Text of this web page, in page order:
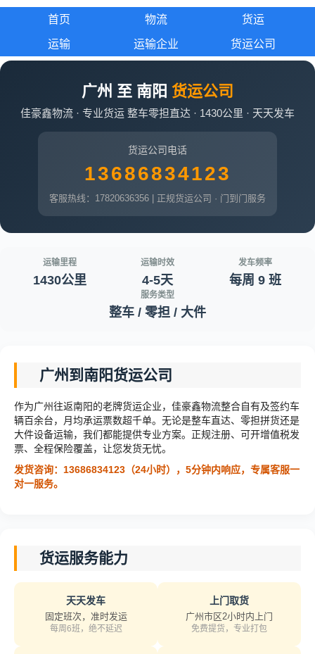
首页 物流 货运
运输 运输企业 货运公司
广州 至 南阳 货运公司
佳豪鑫物流 · 专业货运 整车零担直达 · 1430公里 · 天天发车
货运公司电话
13686834123
客服热线：17820636356 | 正规货运公司 · 门到门服务
运输里程
1430公里
运输时效
4-5天
发车频率
每周 9 班
服务类型
整车 / 零担 / 大件
广州到南阳货运公司
作为广州往返南阳的老牌货运企业，佳豪鑫物流整合自有及签约车
辆百余台，月均承运票数超千单。无论是整车直达、零担拼货还是
大件设备运输，我们都能提供专业方案。正规注册、可开增值税发
票、全程保险覆盖，让您发货无忧。
发货咨询：13686834123（24小时），5分钟内响应，专属客服一
对一服务。
货运服务能力
天天发车
固定班次，准时发运
每周6班，绝不延迟
上门取货
广州市区2小时内上门
免费提货，专业打包